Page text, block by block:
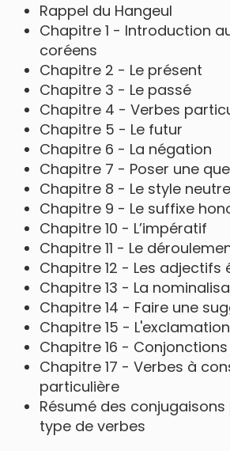
Rappel du Hangeul
Chapitre 1 - Introduction
coréens
Chapitre 2 - Le présent
Chapitre 3 - Le passé
Chapitre 4 - Verbes
Chapitre 5 - Le futur
Chapitre 6 - La négation
Chapitre 7 - Poser une
Chapitre 8 - Le style neutre
Chapitre 9 - Le suffixe
Chapitre 10 - L’impératif
Chapitre 11 - Le
Chapitre 12 - Les adjectifs
Chapitre 13 - La
Chapitre 14 - Faire une
Chapitre 15 - L'exclamation
Chapitre 16 - Conjonctions
Chapitre 17 - Verbes à
particulière
Résumé des
type de verbes